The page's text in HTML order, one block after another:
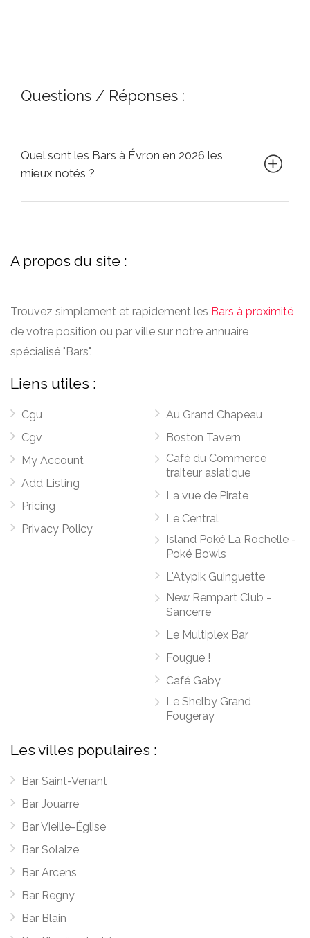
Questions / Réponses :
Quel sont les Bars à Évron en 2026 les
mieux notés ?
A propos du site :
Trouvez simplement et rapidement les Bars à proximité
de votre position ou par ville sur notre annuaire
spécialisé "Bars".
Liens utiles :
Cgu
Cgv
My Account
Add Listing
Pricing
Privacy Policy
Au Grand Chapeau
Boston Tavern
Café du Commerce
traiteur asiatique
La vue de Pirate
Le Central
Island Poké La Rochelle -
Poké Bowls
L'Atypik Guinguette
New Rempart Club -
Sancerre
Le Multiplex Bar
Fougue !
Café Gaby
Le Shelby Grand
Fougeray
Les villes populaires :
Bar Saint-Venant
Bar Jouarre
Bar Vieille-Église
Bar Solaize
Bar Arcens
Bar Regny
Bar Blain